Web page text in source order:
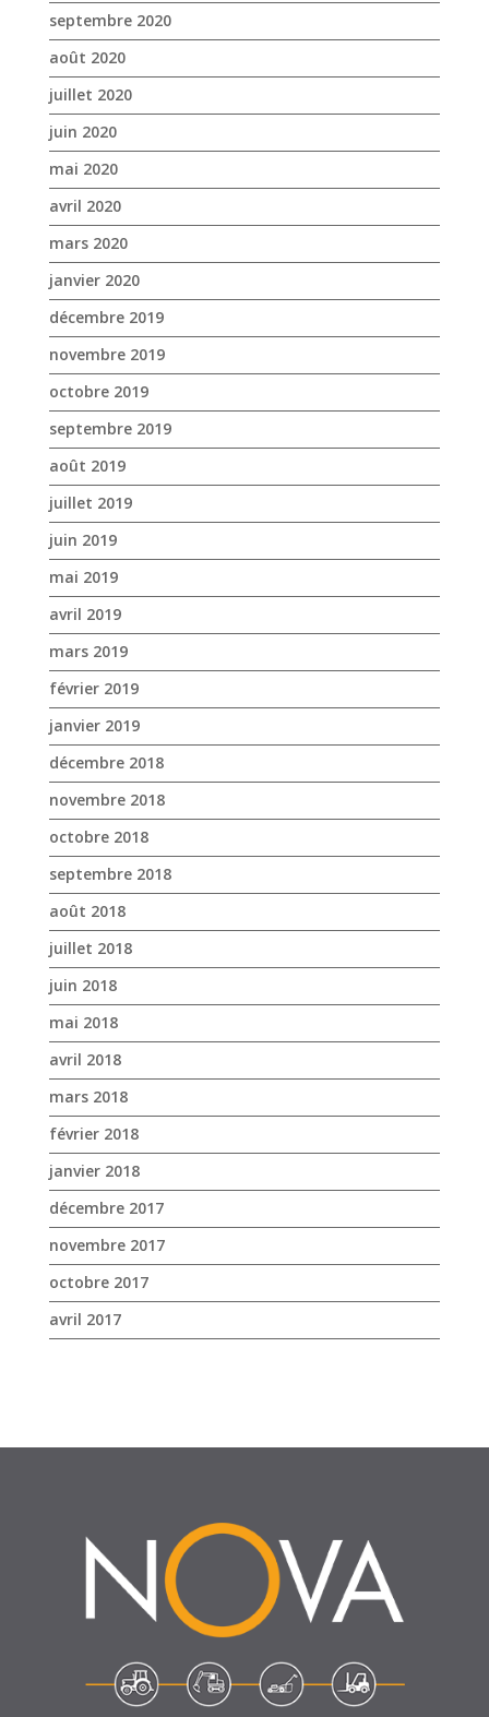
avril 2020
mars 2020
janvier 2020
décembre 2019
novembre 2019
octobre 2019
septembre 2019
août 2019
juillet 2019
juin 2019
mai 2019
avril 2019
mars 2019
février 2019
janvier 2019
décembre 2018
novembre 2018
octobre 2018
septembre 2018
août 2018
juillet 2018
juin 2018
mai 2018
avril 2018
mars 2018
février 2018
janvier 2018
décembre 2017
novembre 2017
octobre 2017
avril 2017
SUIVEZ-NOUS